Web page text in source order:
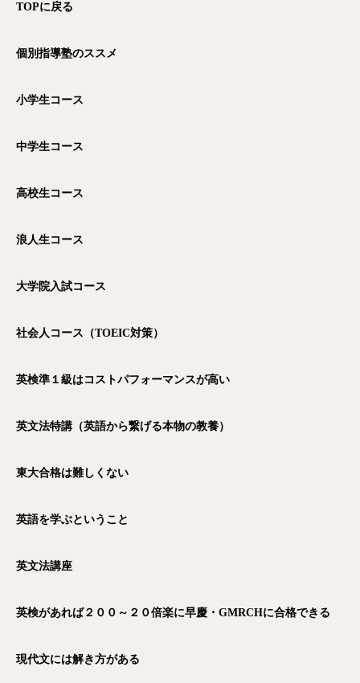
TOPに戻る
個別指導塾のススメ
小学生コース
中学生コース
高校生コース
浪人生コース
大学院入試コース
社会人コース（TOEIC対策）
英検準１級はコストパフォーマンスが高い
英文法特講（英語から繋げる本物の教養）
東大合格は難しくない
英語を学ぶということ
英文法講座
英検があれば２００～２０倍楽に早慶・GMRCHに合格できる
現代文には解き方がある